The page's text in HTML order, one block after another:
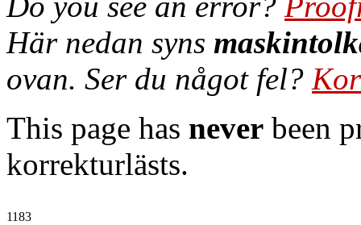
Här nedan syns
ovan. Ser du något fel?
This page has never been
korrekturlästs.
1183